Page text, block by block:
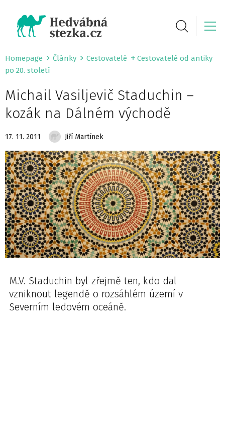
Homepage Články Cestovatelé
Cestovatelé od antiky
po 20. století
Michail Vasiljevič Staduchin –
kozák na Dálném východě
17. 11. 2011 Jiří Martínek
M.V. Staduchin byl zřejmě ten, kdo dal
vzniknout legendě o rozsáhlém území v
Severním ledovém oceáně.